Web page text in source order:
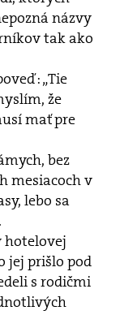
názvy
tak ako
„Tie
že
mať pre
bez
mesiacoch v
lebo sa
hotelovej
jej prišlo pod
s rodičmi